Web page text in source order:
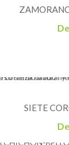
SIETE